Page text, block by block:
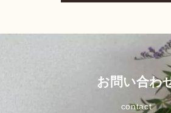
お問い合わ
contact